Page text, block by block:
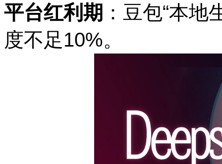
平台红利期 ：豆包“本地
度不足10%。